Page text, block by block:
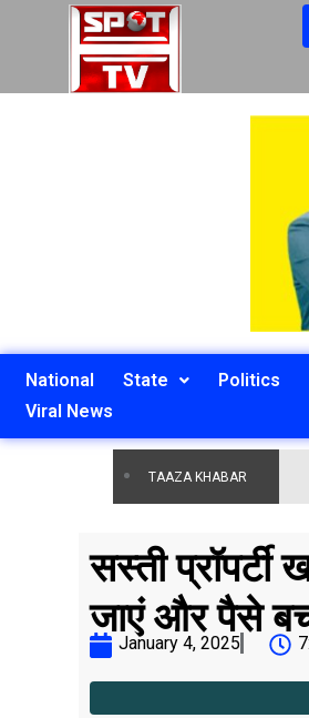
National State Politics
Viral News
TAAZA KHABAR
सस्ती
जाएं और पैसे
January 4, 2025